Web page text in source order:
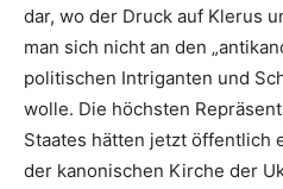
dar, wo der Druck auf Klerus
man sich nicht an den
politischen Intriganten und
wolle. Die höchsten
Staates hätten jetzt öffentlich
der kanonischen Kirche der